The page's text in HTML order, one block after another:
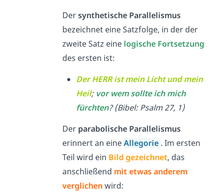
Dersynthetische Parallelismus
bezeichnet eine Satzfolge, in der der
zweite Satz eine logische Fortsetzung
des ersten ist:
Der HERR ist mein Licht und mein
Heil; vor wem sollte ich mich
fürchten? (Bibel: Psalm 27, 1)
Der parabolische Parallelismus
erinnert an eineAllegorie . Im ersten
Teil wird ein Bild gezeichnet, das
anschließend mit etwas anderem
verglichen wird: